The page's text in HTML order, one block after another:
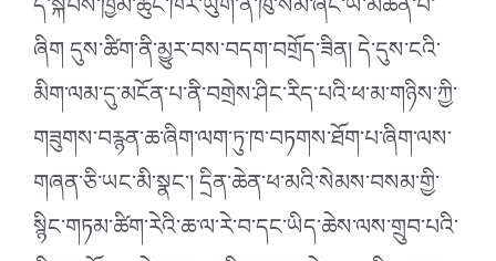
ཞིག དུས་ཚིག་ནི་མྱུར་བས་བདག་བགྲོད་ཟིན། དེ་དུས་ངའི་
མིག་ལམ་དུ་མངོན་པ་ནི་བགྲེས་ཤིང་རིད་པའི་ཕ་མ་གཉིས་ཀྱི་
གཟུགས་བརྙན་ཆ་ཞིག་ལག་ཏུ་ཁ་བཏགས་ཐོག་པ་ཞིག་ལས་
གཞན་ཅི་ཡང་མི་སྣང༌། དྲིན་ཆེན་ཕ་མའི་སེམས་བསམ་གྱི་
སྙིང་གཏམ་ཚིག་རེའི་ཆ་ལ་རེ་བ་དང་ཡིད་ཆེས་ལས་གྲུབ་པའི་